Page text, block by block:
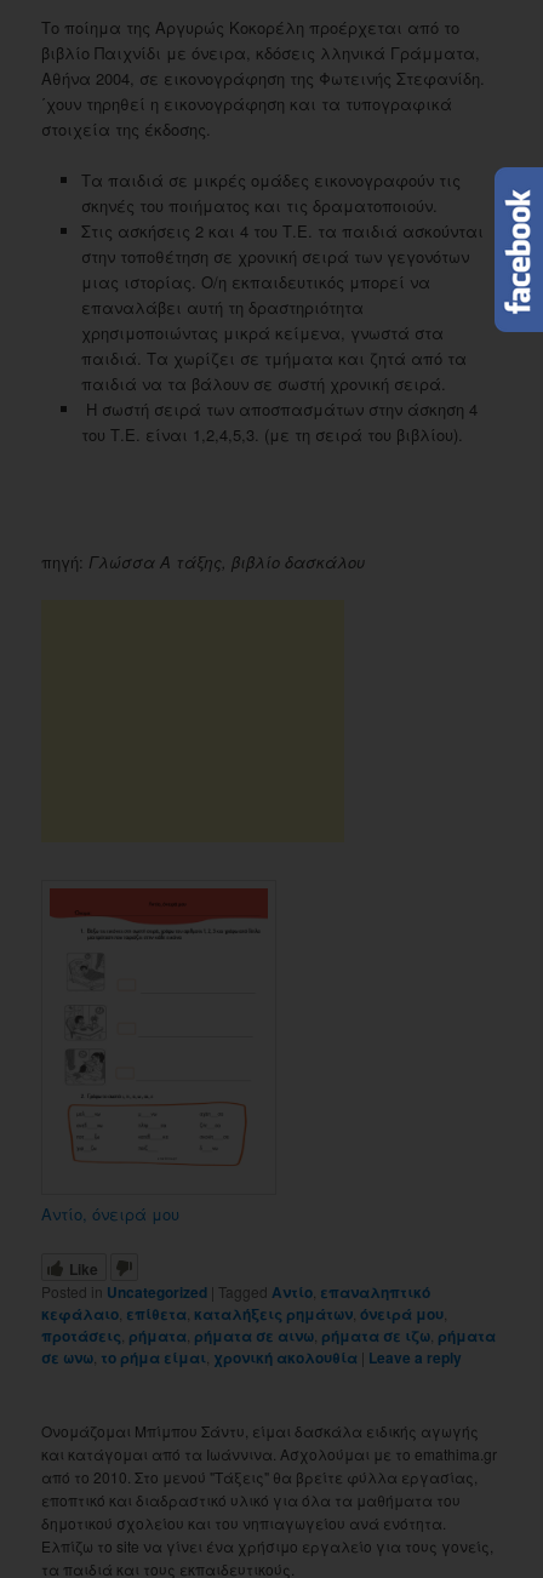
Το ποίημα της Αργυρώς Κοκορέλη προέρχεται από το
βιβλίο Παιχνίδι με όνειρα, κδόσεις λληνικά Γράμματα,
Αθήνα 2004, σε εικονογράφηση της Φωτεινής Στεφανίδη.
΄χουν τηρηθεί η εικονογράφηση και τα τυπογραφικά
στοιχεία της έκδοσης.
Τα παιδιά σε μικρές ομάδες εικονογραφούν τις
σκηνές του ποιήματος και τις δραματοποιούν.
Στις ασκήσεις 2 και 4 του Τ.Ε. τα παιδιά ασκούνται
στην τοποθέτηση σε χρονική σειρά των γεγονότων
μιας ιστορίας. Ο/η εκπαιδευτικός μπορεί να
επαναλάβει αυτή τη δραστηριότητα
χρησιμοποιώντας μικρά κείμενα, γνωστά στα
παιδιά. Τα χωρίζει σε τμήματα και ζητά από τα
παιδιά να τα βάλουν σε σωστή χρονική σειρά.
Η σωστή σειρά των αποσπασμάτων στην άσκηση 4
του Τ.Ε. είναι 1,2,4,5,3. (με τη σειρά του βιβλίου).
πηγή: Γλώσσα Α τάξης, βιβλίο δασκάλου
Αντίο, όνειρά μου
Like
Posted in Uncategorized | Tagged Αντίο επαναληπτικό
κεφάλαιο επίθετα καταλήξεις ρημάτων ,όνειρά μου
προτάσεις ρήματα ρήματα σε αινω ρήματα σε ιζω ρήματα
σε ωνω το ρήμα είμαι χρονική ακολουθία | Leave a reply
Ονομάζομαι Μπίμπου Σάντυ, είμαι δασκάλα ειδικής αγωγής
και κατάγομαι από τα Ιωάννινα. Ασχολούμαι με το emathima.gr
από το 2010. Στο μενού "Τάξεις" θα βρείτε φύλλα εργασίας,
εποπτικό και διαδραστικό υλικό για όλα τα μαθήματα του
δημοτικού σχολείου και του νηπιαγωγείου ανά ενότητα.
Ελπίζω το site να γίνει ένα χρήσιμο εργαλείο για τους γονείς,
τα παιδιά και τους εκπαιδευτικούς.